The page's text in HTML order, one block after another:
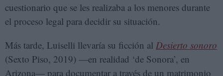
cuestionario que se les realizaba a los menores durante
el proceso legal para decidir su situación.
Más tarde, Luiselli llevaría su ficción al Desierto sonoro
(Sexto Piso, 2019) —en realidad ‘de Sonora’, en
Arizona— para documentar a través de un matrimonio